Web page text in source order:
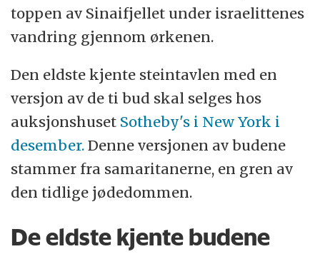
toppen av Sinaifjellet under israelittenes
vandring gjennom ørkenen.
Den eldste kjente steintavlen med en
versjon av de ti bud skal selges hos
auksjonshuset Sotheby's i New York i
desember.Denne versjonen av budene
stammer fra samaritanerne, en gren av
den tidlige jødedommen.
De eldste kjente budene